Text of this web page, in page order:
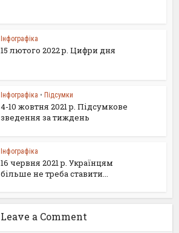
Інфографіка
15 лютого 2022 р. Цифри дня
Інфографіка • Підсумки
4-10 жовтня 2021 р. Підсумкове
зведення за тиждень
Інфографіка
16 червня 2021 р. Українцям
більше не треба ставити...
Leave a Comment